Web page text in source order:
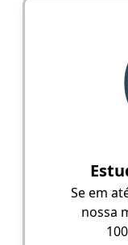
Se em
nossa